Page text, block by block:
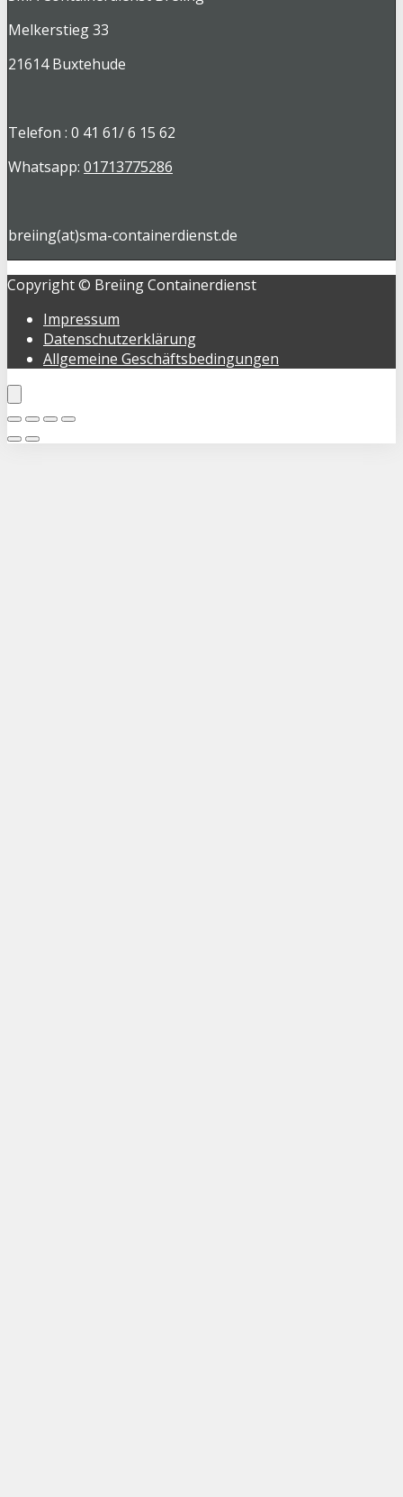
Melkerstieg 33
21614 Buxtehude
Telefon : 0 41 61/ 6 15 62
Whatsapp: 01713775286
breiing(at)sma-containerdienst.de
Copyright © Breiing Containerdienst
Impressum
Datenschutzerklärung
Allgemeine Geschäftsbedingungen